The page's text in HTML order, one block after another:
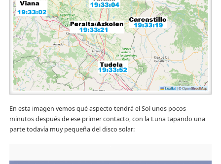
En esta imagen vemos qué aspecto tendrá el Sol unos pocos
minutos después de ese primer contacto, con la Luna tapando una
parte todavía muy pequeña del disco solar: